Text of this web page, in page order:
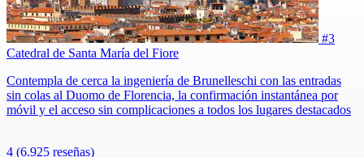
#3
Catedral de Santa María del Fiore
Contempla de cerca la ingeniería de Brunelleschi con las entradas
sin colas al Duomo de Florencia, la confirmación instantánea por
móvil y el acceso sin complicaciones a todos los lugares destacados
4 (6.925 reseñas)